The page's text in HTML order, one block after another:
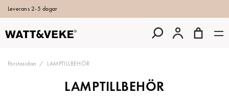
Leverans 2-5 dagar
Förstasidan LAMPTILLBEHÖR
LAMPTILLBEHÖR